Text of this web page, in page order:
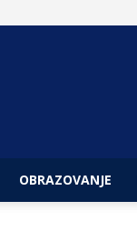
OBRAZOVANJE